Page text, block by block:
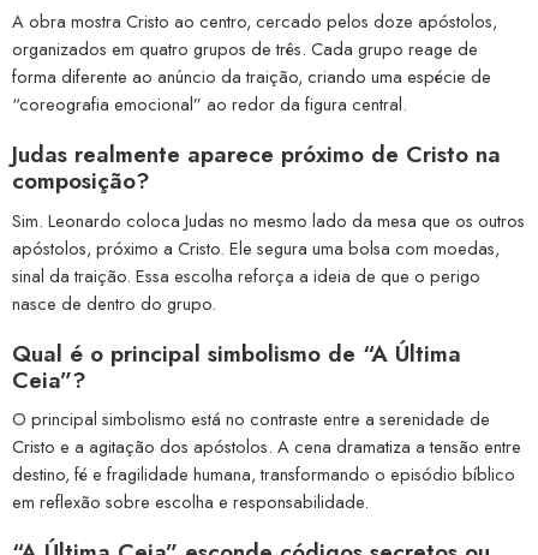
A obra mostra Cristo ao centro, cercado pelos doze apóstolos,
organizados em quatro grupos de três. Cada grupo reage de
forma diferente ao anúncio da traição, criando uma espécie de
“coreografia emocional” ao redor da figura central.
Judas realmente aparece próximo de Cristo na
composição?
Sim. Leonardo coloca Judas no mesmo lado da mesa que os outros
apóstolos, próximo a Cristo. Ele segura uma bolsa com moedas,
sinal da traição. Essa escolha reforça a ideia de que o perigo
nasce de dentro do grupo.
Qual é o principal simbolismo de “A Última
Ceia”?
O principal simbolismo está no contraste entre a serenidade de
Cristo e a agitação dos apóstolos. A cena dramatiza a tensão entre
destino, fé e fragilidade humana, transformando o episódio bíblico
em reflexão sobre escolha e responsabilidade.